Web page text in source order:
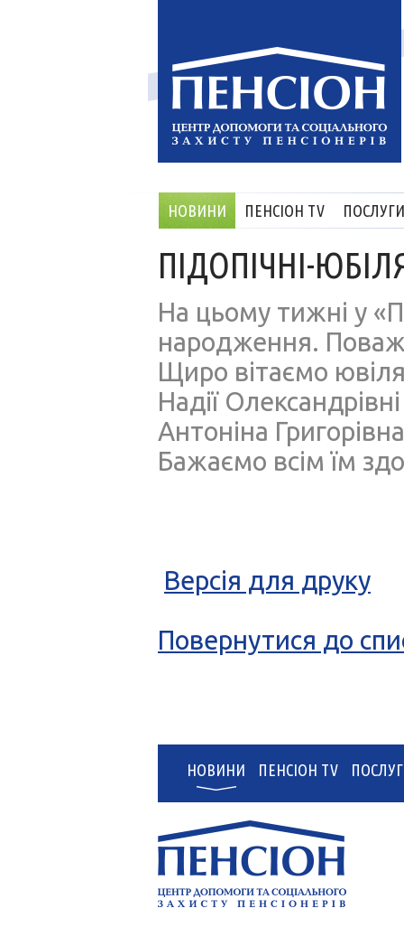
НОВИНИ ПЕНСІОН TV ПОСЛУГИ
ПІДОПІЧНІ-
На цьому тижні у
народження.
Щиро вітаємо
Надії
Антоніна
Бажаємо всім їм
Версія для друку
Повернутися до
НОВИНИ ПЕНСІОН TV